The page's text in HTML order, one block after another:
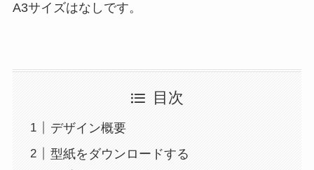
A3サイズはなしです。
目次
デザイン概要
型紙をダウンロードする